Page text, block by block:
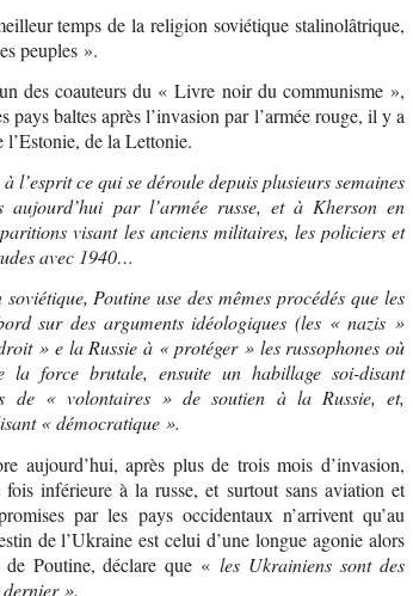
temps de la religion soviétique stalinolâtrique,
peuples ».
des coauteurs du « Livre noir du communisme »,
pays baltes après l’invasion par l’armée rouge, il y a
de la Lettonie.
l’esprit ce qui se déroule depuis plusieurs semaines
aujourd’hui par l’armée russe, et à Kherson en
visant les anciens militaires, les policiers et
avec 1940…
Poutine use des mêmes procédés que les
sur des arguments idéologiques (les « nazis »
» e la Russie à « protéger » les russophones où
la force brutale, ensuite un habillage soi-disant
de « volontaires » de soutien à la Russie, et,
« démocratique ».
aujourd’hui, après plus de trois mois d’invasion,
inférieure à la russe, et surtout sans aviation et
par les pays occidentaux n’arrivent qu’au
de l’Ukraine est celui d’une longue agonie alors
de Poutine, déclare que «les Ukrainiens sont des
».